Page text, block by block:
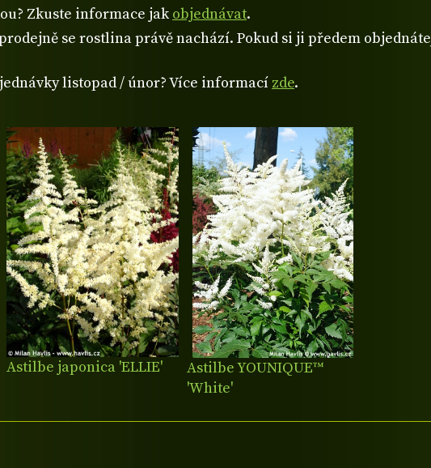
Astilbe japonica 'ELLIE'
Astilbe YOUNIQUE™
'White'
Zkuste informace jakobjednávat.
se rostlina právě nachází. Pokud si ji předem
listopad / únor? Více informací zde.